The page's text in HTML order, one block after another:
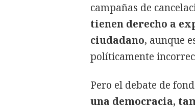
campañas de
tienen derecho a
ciudadano, aunque
políticamente
Pero el debate de
una democracia,